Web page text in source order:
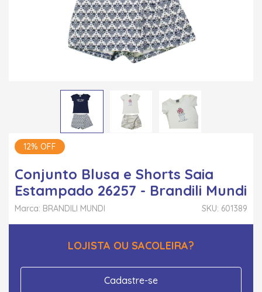
12% OFF
Conjunto Blusa e Shorts Saia
Estampado 26257 - Brandili Mundi
SKU: 601389
Marca: BRANDILI MUNDI
LOJISTA OU SACOLEIRA?
Cadastre-se